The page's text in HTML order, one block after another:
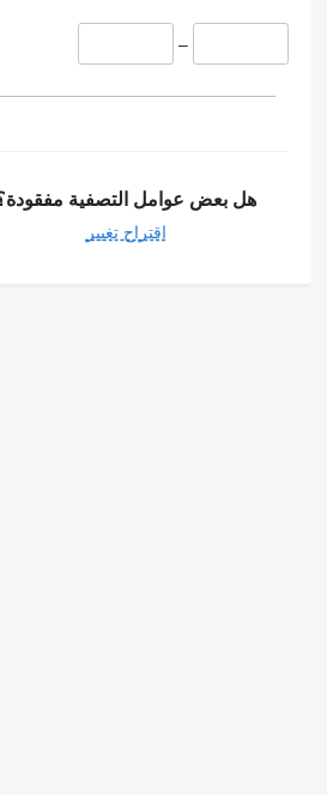
–
هل بعض عوامل التصفية
اقتراح تغيير